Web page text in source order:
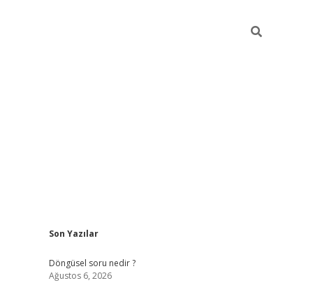
Sidebar
Son Yazılar
Döngüsel soru nedir ?
Ağustos 6, 2026
elexbet yeni giriş adresi